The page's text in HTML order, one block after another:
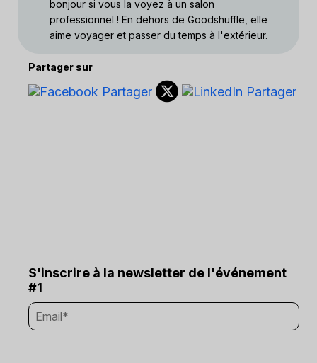
bonjour si vous la voyez à un salon
professionnel ! En dehors de Goodshuffle, elle
aime voyager et passer du temps à l'extérieur.
Partager sur
S'inscrire à la newsletter de l'événement
#1